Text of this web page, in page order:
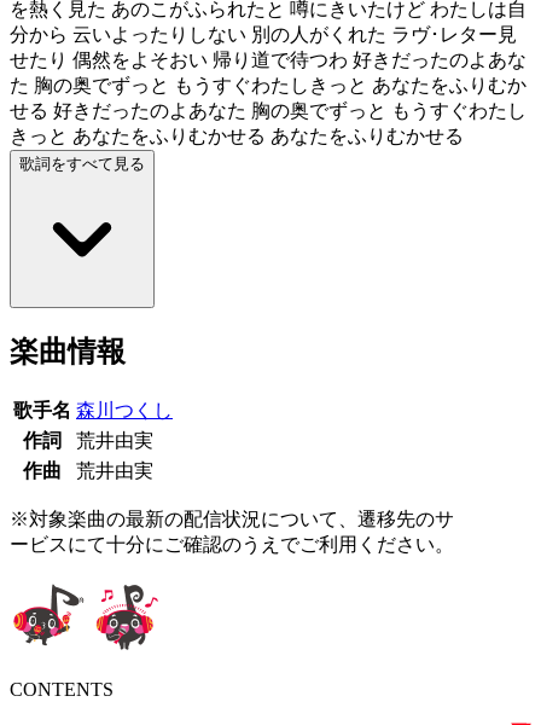
を熱く見た あのこがふられたと 噂にきいたけど わたしは自
分から 云いよったりしない 別の人がくれた ラヴ･レター見
せたり 偶然をよそおい 帰り道で待つわ 好きだったのよあな
た 胸の奥でずっと もうすぐわたしきっと あなたをふりむか
せる 好きだったのよあなた 胸の奥でずっと もうすぐわたし
きっと あなたをふりむかせる あなたをふりむかせる
歌詞をすべて見る
楽曲情報
歌手名 森川つくし
作詞
荒井由実
作曲
荒井由実
※対象楽曲の最新の配信状況について、遷移先のサ
ービスにて十分にご確認のうえでご利用ください。
CONTENTS